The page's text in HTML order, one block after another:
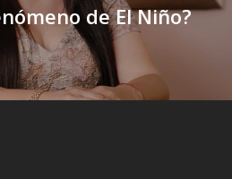
de El Niño?